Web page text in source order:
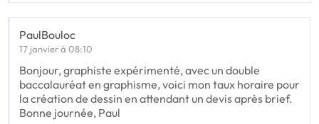
PaulBouloc
17 janvier à 08:10
Bonjour, graphiste expérimenté, avec un double
baccalauréat en graphisme, voici mon taux horaire pour
la création de dessin en attendant un devis après brief.
Bonne journée, Paul